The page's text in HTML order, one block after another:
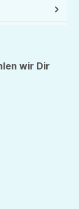
wir Dir